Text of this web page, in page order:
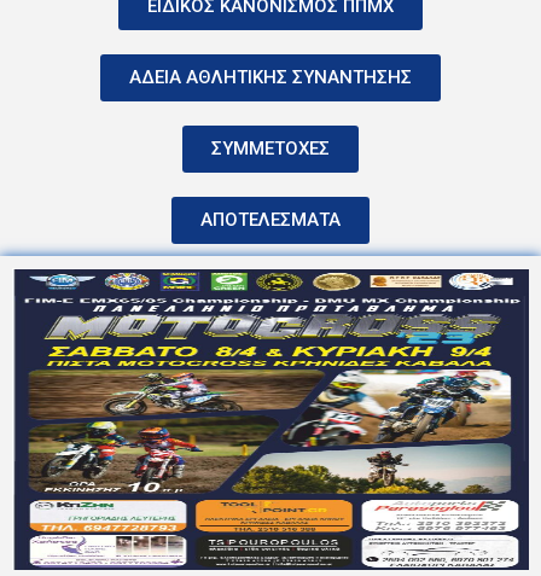
ΕΙΔΙΚΟΣ ΚΑΝΟΝΙΣΜΟΣ ΠΠΜΧ
ΑΔΕΙΑ ΑΘΛΗΤΙΚΗΣ ΣΥΝΑΝΤΗΣΗΣ
ΣΥΜΜΕΤΟΧΕΣ
ΑΠΟΤΕΛΕΣΜΑΤΑ